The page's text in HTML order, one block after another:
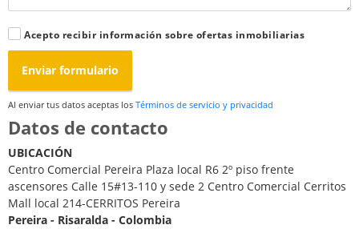
Acepto recibir información sobre ofertas inmobiliarias
Enviar formulario
Al enviar tus datos aceptas los Términos de servicio y privacidad
Datos de contacto
UBICACIÓN
Centro Comercial Pereira Plaza local R6 2º piso frente
ascensores Calle 15#13-110 y sede 2 Centro Comercial Cerritos
Mall local 214-CERRITOS Pereira
Pereira - Risaralda - Colombia